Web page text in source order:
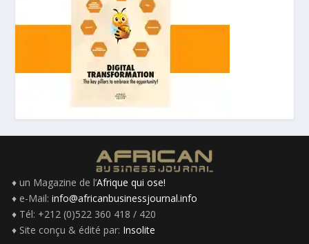
♦ un Magazine de l’Afrique qui ose!
♦ e-Mail: info@africanbusinessjournal.info
♦ Tél: +212 (0)522 360 418 / 420
♦ Site conçu & édité par: Insolite